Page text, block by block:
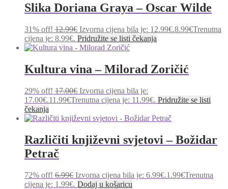
Slika Doriana Graya – Oscar Wilde
31% off! 12.99€ Izvorna cijena bila je: 12.99€.8.99€Trenutna
cijena je: 8.99€. Pridružite se listi čekanja
Kultura vina – Milorad Zoričić
29% off! 17.00€ Izvorna cijena bila je:
17.00€.11.99€Trenutna cijena je: 11.99€. Pridružite se listi
čekanja
Različiti književni svjetovi – Božidar
Petrač
72% off! 6.99€ Izvorna cijena bila je: 6.99€.1.99€Trenutna
cijena je: 1.99€. Dodaj u košaricu